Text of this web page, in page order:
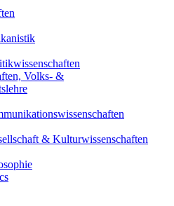
Volks- &
& Kulturwissenschaften